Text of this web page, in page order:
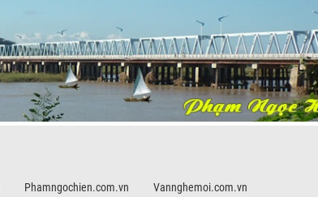
Phamngochien.com.vn Vannghemoi.com.vn